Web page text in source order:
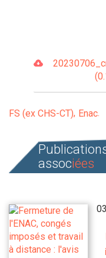
FS (ex CHS-CT) Enac
associées